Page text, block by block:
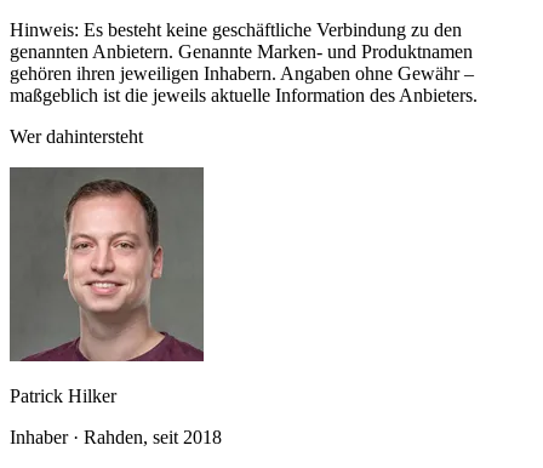
Hinweis: Es besteht keine geschäftliche Verbindung zu den
genannten Anbietern. Genannte Marken- und Produktnamen
gehören ihren jeweiligen Inhabern. Angaben ohne Gewähr –
maßgeblich ist die jeweils aktuelle Information des Anbieters.
Wer dahintersteht
Patrick Hilker
Inhaber · Rahden, seit 2018